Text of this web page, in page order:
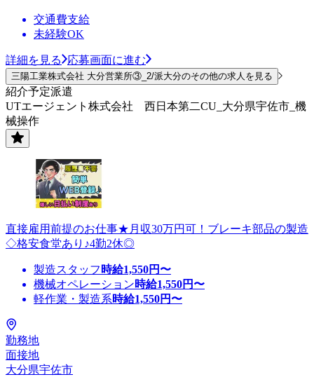
交通費支給
未経験OK
詳細を見る 応募画面に進む
三陽工業株式会社 大分営業所③_2/派大分のその他の求人を見る
紹介予定派遣
UTエージェント株式会社 西日本第二CU_大分県宇佐市_機
械操作
直接雇用前提のお仕事★月収30万円可！ブレーキ部品の製造
◇格安食堂あり♪4勤2休◎
製造スタッフ 時給1,550円〜
機械オペレーション時給1,550円〜
軽作業・製造系時給1,550円〜
勤務地
面接地
大分県宇佐市